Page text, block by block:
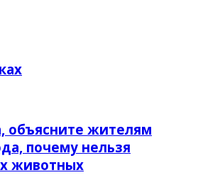
объясните жителям
почему нельзя
животных